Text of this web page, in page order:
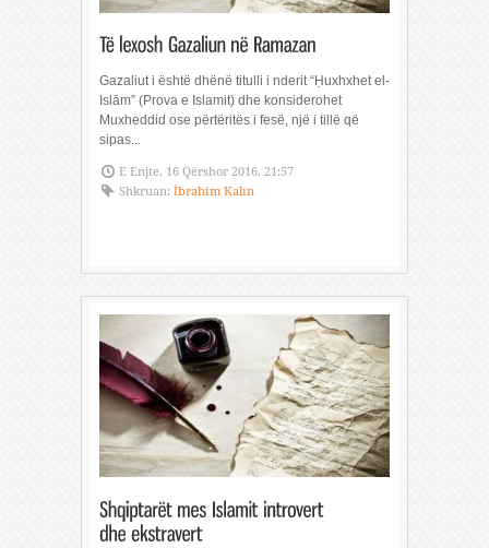
Gazaliut i është dhënë titulli i nderit “Ḥuxhxhet el-
Islām” (Prova e Islamit) dhe konsiderohet
Muxheddid ose përtëritës i fesë, një i tillë që
sipas...
E Enjte, 16 Qërshor 2016, 21:57
Shkruan: İbrahim Kalın